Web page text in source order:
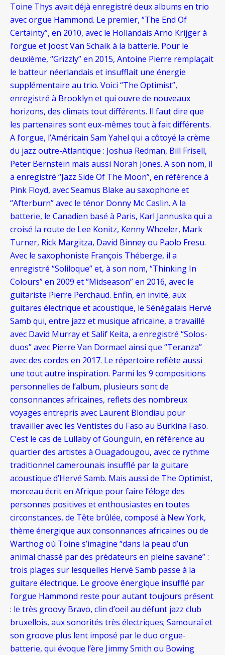
Toine Thys avait déjà enregistré deux albums en trio
avec orgue Hammond. Le premier, “The End Of
Certainty”, en 2010, avec le Hollandais Arno Krijger à
l’orgue et Joost Van Schaik à la batterie. Pour le
deuxième, “Grizzly” en 2015, Antoine Pierre remplaçait
le batteur néerlandais et insufflait une énergie
supplémentaire au trio. Voici “The Optimist”,
enregistré à Brooklyn et qui ouvre de nouveaux
horizons, des climats tout différents. Il faut dire que
les partenaires sont eux-mêmes tout à fait différents.
A l’orgue, l’Américain Sam Yahel qui a côtoyé la crème
du jazz outre-Atlantique : Joshua Redman, Bill Frisell,
Peter Bernstein mais aussi Norah Jones. A son nom, il
a enregistré “Jazz Side Of The Moon”, en référence à
Pink Floyd, avec Seamus Blake au saxophone et
“Afterburn” avec le ténor Donny Mc Caslin. A la
batterie, le Canadien basé à Paris, Karl Jannuska qui a
croisé la route de Lee Konitz, Kenny Wheeler, Mark
Turner, Rick Margitza, David Binney ou Paolo Fresu.
Avec le saxophoniste François Théberge, il a
enregistré “Soliloque” et, à son nom, “Thinking In
Colours” en 2009 et “Midseason” en 2016, avec le
guitariste Pierre Perchaud. Enfin, en invité, aux
guitares électrique et acoustique, le Sénégalais Hervé
Samb qui, entre jazz et musique africaine, a travaillé
avec David Murray et Salif Keita, a enregistré “Solos-
duos” avec Pierre Van Dormael ainsi que “Teranza”
avec des cordes en 2017. Le répertoire reflète aussi
une tout autre inspiration. Parmi les 9 compositions
personnelles de l’album, plusieurs sont de
consonnances africaines, reflets des nombreux
voyages entrepris avec Laurent Blondiau pour
travailler avec les Ventistes du Faso au Burkina Faso.
C’est le cas de Lullaby of Gounguin, en référence au
quartier des artistes à Ouagadougou, avec ce rythme
traditionnel camerounais insufflé par la guitare
acoustique d’Hervé Samb. Mais aussi de The Optimist,
morceau écrit en Afrique pour faire l’éloge des
personnes positives et enthousiastes en toutes
circonstances, de Tête brûlée, composé à New York,
thème énergique aux consonnances africaines ou de
Warthog où Toine s’imagine “dans la peau d’un
animal chassé par des prédateurs en pleine savane” :
trois plages sur lesquelles Hervé Samb passe à la
guitare électrique. Le groove énergique insufflé par
l’orgue Hammond reste pour autant toujours présent
: le très groovy Bravo, clin d’oeil au défunt jazz club
bruxellois, aux sonorités très électriques; Samouraï et
son groove plus lent imposé par le duo orgue-
batterie, qui évoque l’ère Jimmy Smith ou Bowing